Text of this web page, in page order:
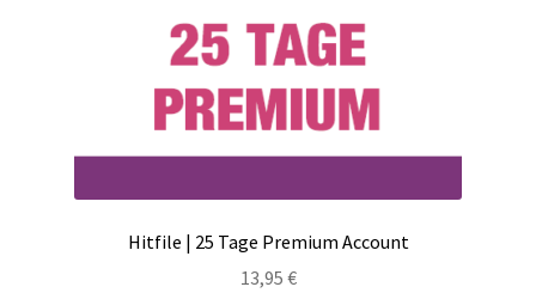
Ex-Load
Hitfile | 25 Tage Premium Account
13,95 €